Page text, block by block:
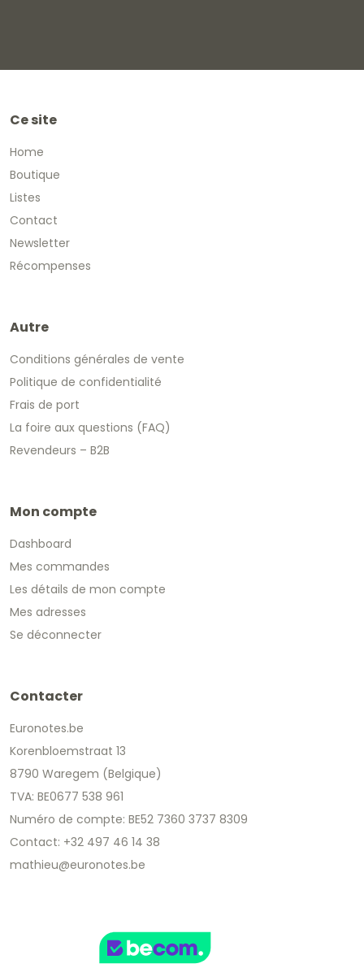
Ce site
Home
Boutique
Listes
Contact
Newsletter
Récompenses
Autre
Conditions générales de vente
Politique de confidentialité
Frais de port
La foire aux questions (FAQ)
Revendeurs – B2B
Mon compte
Dashboard
Mes commandes
Les détails de mon compte
Mes adresses
Se déconnecter
Contacter
Euronotes.be
Korenbloemstraat 13
8790 Waregem (Belgique)
TVA: BE0677 538 961
Numéro de compte: BE52 7360 3737 8309
Contact: +32 497 46 14 38
mathieu@euronotes.be